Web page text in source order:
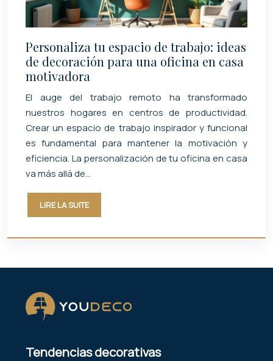
Personaliza tu espacio de trabajo: ideas
de decoración para una oficina en casa
motivadora
El auge del trabajo remoto ha transformado
nuestros hogares en centros de productividad.
Crear un espacio de trabajo inspirador y funcional
es fundamental para mantener la motivación y
eficiencia. La personalización de tu oficina en casa
va más allá de…
LIRE LA SUITE
Tendencias decorativas